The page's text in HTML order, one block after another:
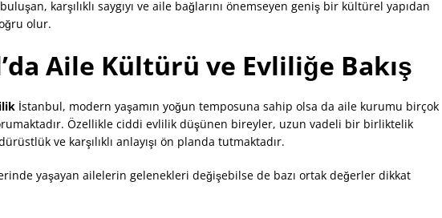
karşılıklı saygıyı ve aile bağlarını önemseyen geniş bir kültürel yapıdan
olur.
Aile Kültürü ve Evliliğe Bakış
İstanbul, modern yaşamın yoğun temposuna sahip olsa da aile kurumu birçok
Özellikle ciddi evlilik düşünen bireyler, uzun vadeli bir birliktelik
ve karşılıklı anlayışı ön planda tutmaktadır.
yaşayan ailelerin gelenekleri değişebilse de bazı ortak değerler dikkat